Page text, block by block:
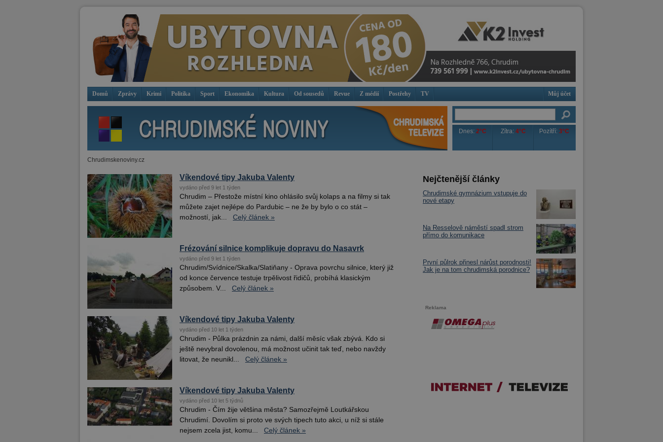
Domů Zprávy Krimi Politika Sport Ekonomika Kultura Od sousedů Revue Z médií Postřehy TV Můj účet
Dnes:2°C Zítra:4°C Pozítří: 3°C
Chrudimskenoviny.cz
Víkendové tipy Jakuba Valenty
vydáno před 9 let 1 týden
Chrudim – Přestože místní kino ohlásilo svůj kolaps a na filmy si tak
můžete zajet nejlépe do Pardubic – ne že by bylo o co stát –
možností, jak...
Celý článek »
Frézování silnice komplikuje dopravu do Nasavrk
vydáno před 9 let 1 týden
Chrudim/Svídnice/Skalka/Slatiňany - Oprava povrchu silnice, který již
od konce července testuje trpělivost řidičů, probíhá klasickým
způsobem. V...
Celý článek »
Víkendové tipy Jakuba Valenty
vydáno před 10 let 1 týden
Chrudim - Půlka prázdnin za námi, další měsíc však zbývá. Kdo si
ještě nevybral dovolenou, má možnost učinit tak teď, nebo navždy
litovat, že neunikl...
Celý článek »
Víkendové tipy Jakuba Valenty
vydáno před 10 let 5 týdnů
Chrudim - Čím žije většina města? Samozřejmě Loutkářskou
Chrudimí. Dovolím si proto ve svých tipech tuto akci, u níž si stále
nejsem zcela jist, komu...
Celý článek »
Nejčtenější články
Chrudimské gymnázium vstupuje do
nové etapy
Na Resselově náměstí spadl strom
přímo do komunikace
První půlrok přinesl nárůst porodnosti!
Jak je na tom chrudimská porodnice?
Reklama